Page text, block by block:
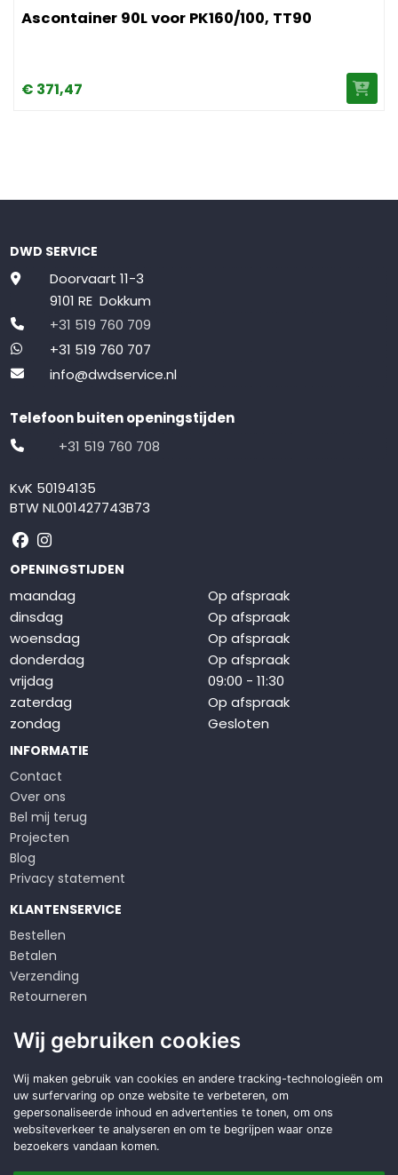
Ascontainer 90L voor PK160/100, TT90
€ 371,47
DWD SERVICE
Doorvaart 11-3
9101 RE Dokkum
+31 519 760 709
+31 519 760 707
info@dwdservice.nl
Telefoon buiten openingstijden
+31 519 760 708
KvK 50194135
BTW NL001427743B73
Volg ons op Facebook
Volg ons op Instagram
OPENINGSTIJDEN
maandag
Op afspraak
dinsdag
Op afspraak
woensdag
Op afspraak
donderdag
Op afspraak
vrijdag
09:00 - 11:30
zaterdag
Op afspraak
zondag
Gesloten
INFORMATIE
Contact
Over ons
Bel mij terug
Projecten
Blog
Privacy statement
KLANTENSERVICE
Bestellen
Betalen
Verzending
Retourneren
Algemene voorwaarden
Op zoek naar een
duurzameoplossing?
Offerte aanvragen
Wij gebruiken cookies
Wij maken gebruik van cookies en andere tracking-technologieën om
uw surfervaring op onze website te verbeteren, om
gepersonaliseerde inhoud en advertenties te tonen, om ons
websiteverkeer te analyseren en om te begrijpen waar onze
bezoekers vandaan komen.